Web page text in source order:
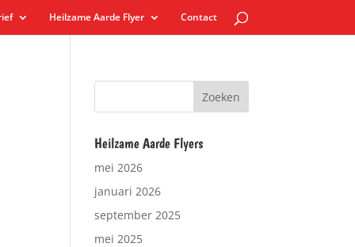
Heilzame Aarde Flyer Contact
Heilzame Aarde Flyers
mei 2026
januari 2026
september 2025
mei 2025